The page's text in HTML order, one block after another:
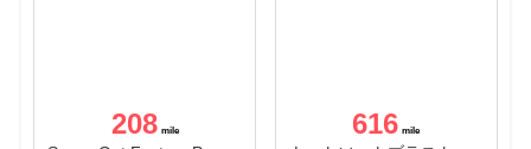
208 616